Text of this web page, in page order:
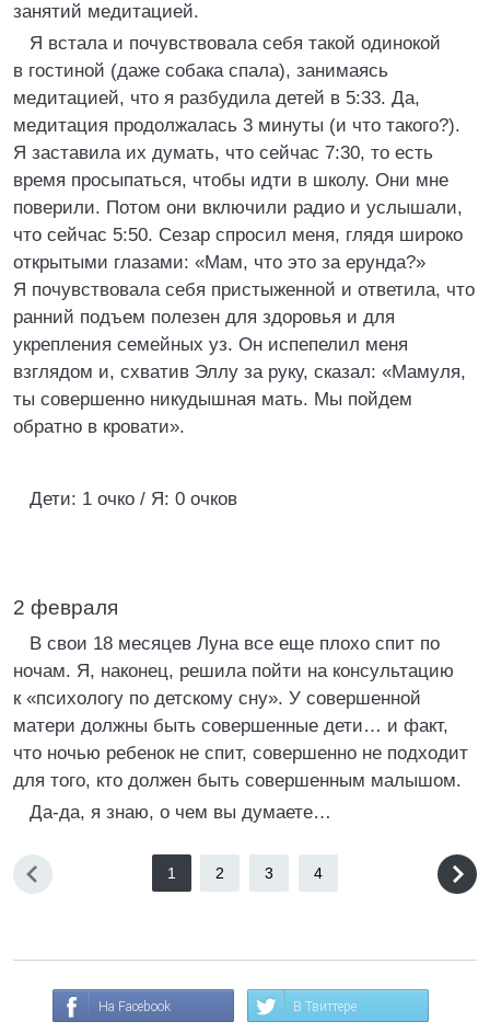
занятий медитацией.
Я встала и почувствовала себя такой одинокой
в гостиной (даже собака спала), занимаясь
медитацией, что я разбудила детей в 5:33. Да,
медитация продолжалась 3 минуты (и что такого?).
Я заставила их думать, что сейчас 7:30, то есть
время просыпаться, чтобы идти в школу. Они мне
поверили. Потом они включили радио и услышали,
что сейчас 5:50. Сезар спросил меня, глядя широко
открытыми глазами: «Мам, что это за ерунда?»
Я почувствовала себя пристыженной и ответила, что
ранний подъем полезен для здоровья и для
укрепления семейных уз. Он испепелил меня
взглядом и, схватив Эллу за руку, сказал: «Мамуля,
ты совершенно никудышная мать. Мы пойдем
обратно в кровати».
Дети: 1 очко / Я: 0 очков
2 февраля
В свои 18 месяцев Луна все еще плохо спит по
ночам. Я, наконец, решила пойти на консультацию
к «психологу по детскому сну». У совершенной
матери должны быть совершенные дети… и факт,
что ночью ребенок не спит, совершенно не подходит
для того, кто должен быть совершенным малышом.
Да-да, я знаю, о чем вы думаете…
1 2 3 4
На Facebook В Твиттере